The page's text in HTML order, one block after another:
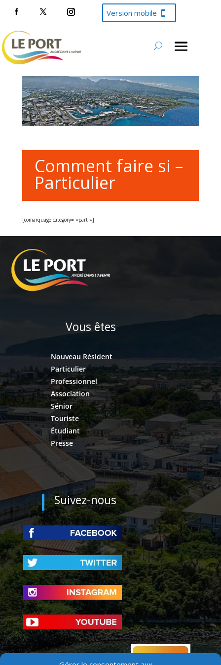
Version mobile
Comment faire si –
Particulier
[comarquage category= »part »]
Vous êtes
Nouveau Résident
Particulier
Professionnel
Association
Sénior
Touriste
Étudiant
Presse
Suivez-nous